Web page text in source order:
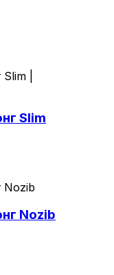
Slim
Nozib